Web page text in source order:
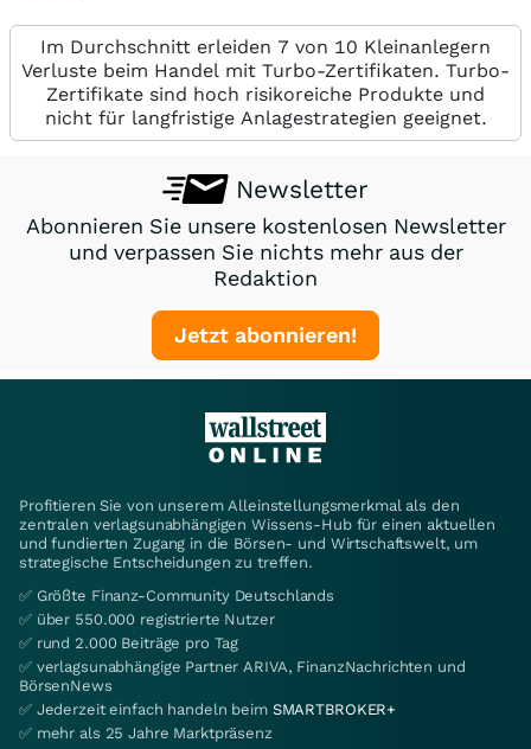
Im Durchschnitt erleiden 7 von 10 Kleinanlegern
Verluste beim Handel mit Turbo-Zertifikaten. Turbo-
Zertifikate sind hoch risikoreiche Produkte und
nicht für langfristige Anlagestrategien geeignet.
Newsletter
Abonnieren Sie unsere kostenlosen Newsletter
und verpassen Sie nichts mehr aus der
Redaktion
Jetzt abonnieren!
Profitieren Sie von unserem Alleinstellungsmerkmal als den
zentralen verlagsunabhängigen Wissens-Hub für einen aktuellen
und fundierten Zugang in die Börsen- und Wirtschaftswelt, um
strategische Entscheidungen zu treffen.
✅ Größte Finanz-Community Deutschlands
✅ über 550.000 registrierte Nutzer
✅ rund 2.000 Beiträge pro Tag
✅ verlagsunabhängige Partner ARIVA, FinanzNachrichten und
BörsenNews
✅ Jederzeit einfach handeln beim SMARTBROKER+
✅ mehr als 25 Jahre Marktpräsenz